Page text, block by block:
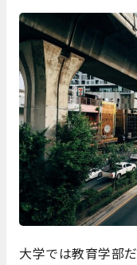
大学では教育学部